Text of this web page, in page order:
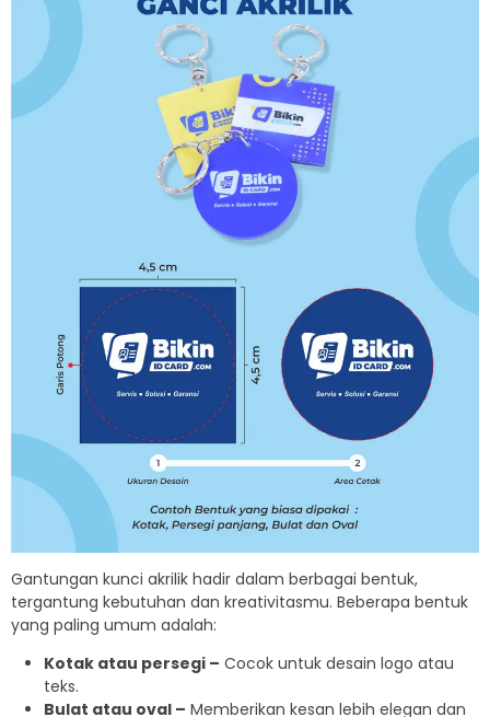
Gantungan kunci akrilik hadir dalam berbagai bentuk,
tergantung kebutuhan dan kreativitasmu. Beberapa bentuk
yang paling umum adalah:
Kotak atau persegi – Cocok untuk desain logo atau
teks.
Bulat atau oval – Memberikan kesan lebih elegan dan